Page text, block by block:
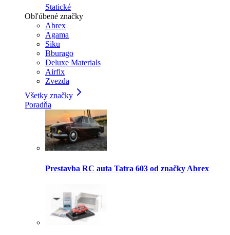
Statické
Obľúbené značky
Abrex
Agama
Siku
Bburago
Deluxe Materials
Airfix
Zvezda
Všetky značky
Poradňa
Prestavba RC auta Tatra 603 od značky Abrex